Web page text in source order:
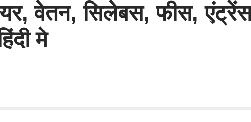
वेतन, सिलेबस, फीस, एंट्रेंस
मे